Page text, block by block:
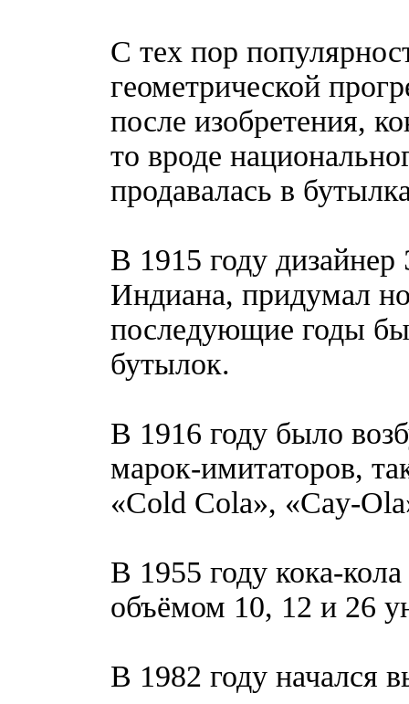
С тех пор
геометрической
после изобретения,
то вроде
продавалась в
В 1915 году
Индиана, придумал
последующие годы
бутылок.
В 1916 году было
марок-имитаторов,
«Cold Cola», «Cay-
В 1955 году кока-
объёмом 10, 12 и 26
В 1982 году начался